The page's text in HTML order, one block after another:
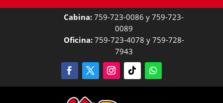
Cabina: 759-723-0086 y 759-723-
0089
Oficina:759-723-4078 y 759-728-
7943